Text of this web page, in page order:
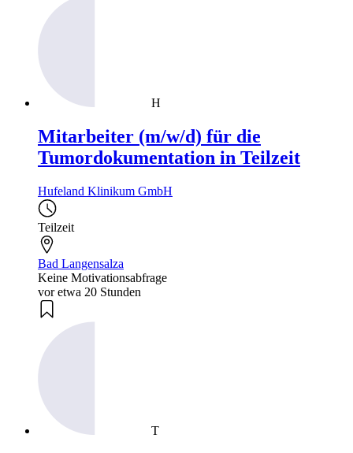
H
Mitarbeiter (m/w/d) für die
Tumordokumentation in Teilzeit
Hufeland Klinikum GmbH
Teilzeit
Bad Langensalza
Keine Motivationsabfrage
vor etwa 20 Stunden
T